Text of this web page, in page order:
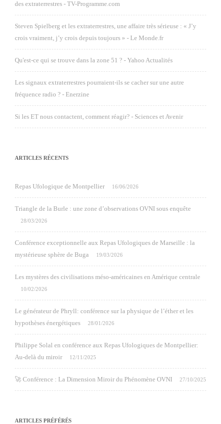
des extraterrestres - TV-Programme.com
Steven Spielberg et les extraterrestres, une affaire très sérieuse : « J’y
crois vraiment, j’y crois depuis toujours » - Le Monde.fr
Qu'est-ce qui se trouve dans la zone 51 ? - Yahoo Actualités
Les signaux extraterrestres pourraient-ils se cacher sur une autre
fréquence radio ? - Enerzine
Si les ET nous contactent, comment réagir? - Sciences et Avenir
ARTICLES RÉCENTS
Repas Ufologique de Montpellier 16/06/2026
Triangle de la Burle : une zone d’observations OVNI sous enquête
28/03/2026
Conférence exceptionnelle aux Repas Ufologiques de Marseille : la
mystérieuse sphère de Buga
19/03/2026
Les mystères des civilisations méso-américaines en Amérique centrale
10/02/2026
Le générateur de Phryll: conférence sur la physique de l’éther et les
hypothèses énergétiques
28/01/2026
Philippe Solal en conférence aux Repas Ufologiques de Montpellier:
Au-delà du miroir
12/11/2025
🚀 Conférence : La Dimension Miroir du Phénomène OVNI 27/10/2025
ARTICLES PRÉFÉRÉS